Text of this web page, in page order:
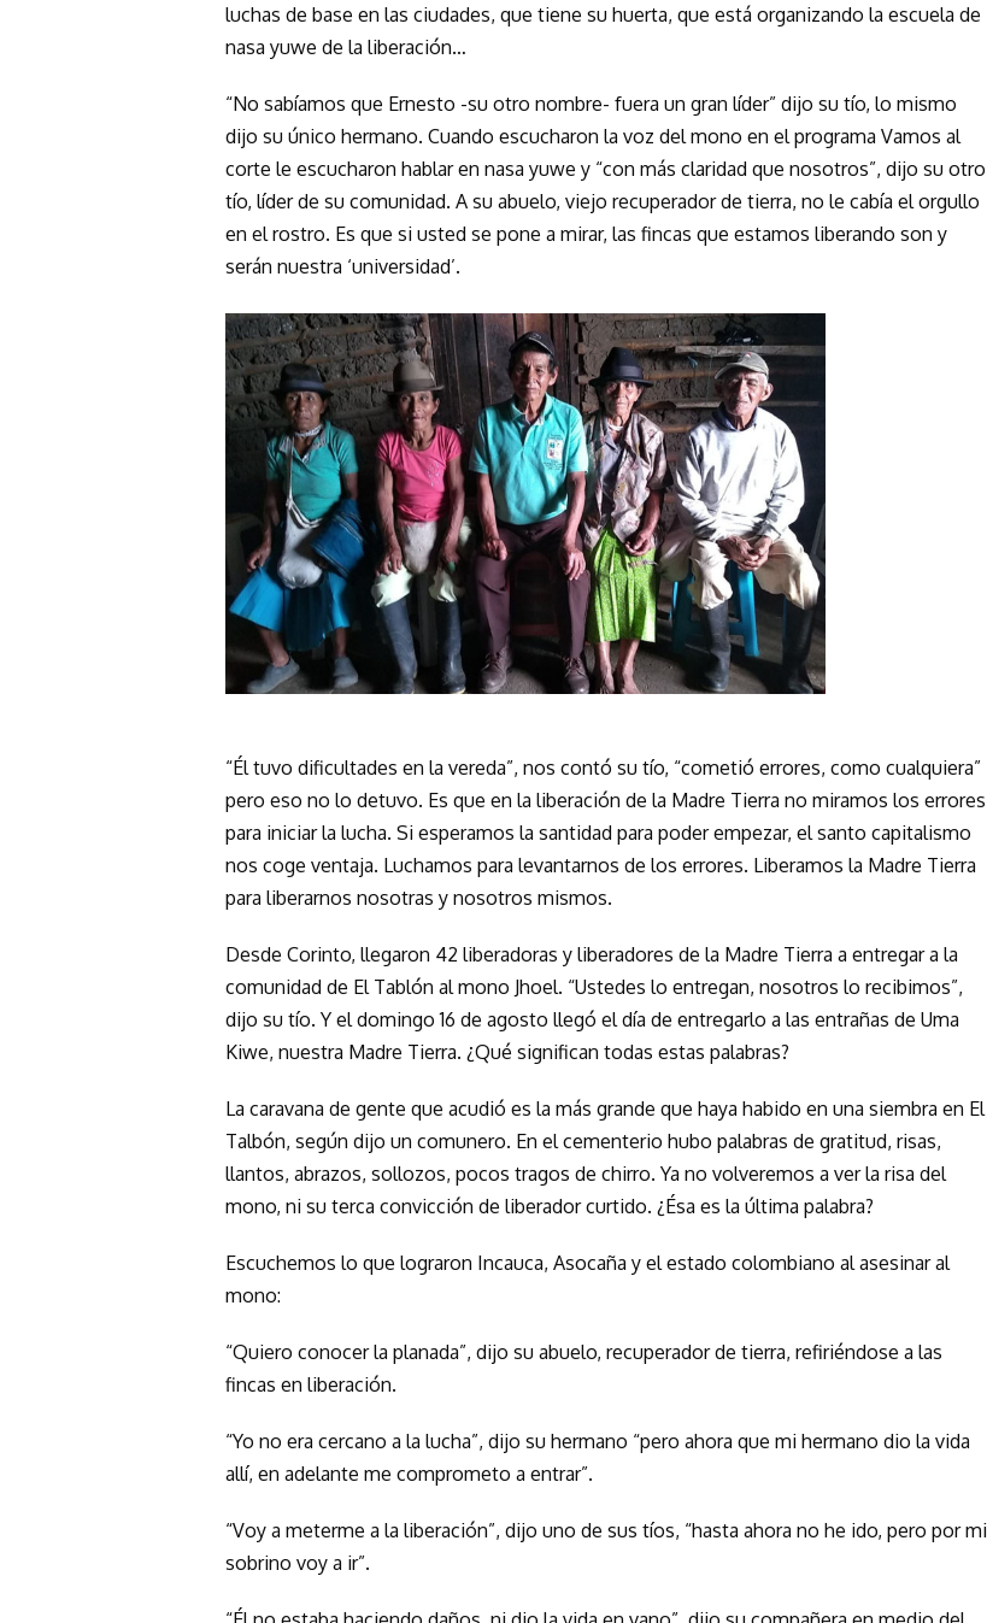
luchas de base en las ciudades, que tiene su huerta, que está organizando la escuela de
nasa yuwe de la liberación…
“No sabíamos que Ernesto -su otro nombre- fuera un gran líder” dijo su tío, lo mismo
dijo su único hermano. Cuando escucharon la voz del mono en el programa Vamos al
corte le escucharon hablar en nasa yuwe y “con más claridad que nosotros”, dijo su otro
tío, líder de su comunidad. A su abuelo, viejo recuperador de tierra, no le cabía el orgullo
en el rostro. Es que si usted se pone a mirar, las fincas que estamos liberando son y
serán nuestra ‘universidad’.
“Él tuvo dificultades en la vereda”, nos contó su tío, “cometió errores, como cualquiera”
pero eso no lo detuvo. Es que en la liberación de la Madre Tierra no miramos los errores
para iniciar la lucha. Si esperamos la santidad para poder empezar, el santo capitalismo
nos coge ventaja. Luchamos para levantarnos de los errores. Liberamos la Madre Tierra
para liberarnos nosotras y nosotros mismos.
Desde Corinto, llegaron 42 liberadoras y liberadores de la Madre Tierra a entregar a la
comunidad de El Tablón al mono Jhoel. “Ustedes lo entregan, nosotros lo recibimos”,
dijo su tío. Y el domingo 16 de agosto llegó el día de entregarlo a las entrañas de Uma
Kiwe, nuestra Madre Tierra. ¿Qué significan todas estas palabras?
La caravana de gente que acudió es la más grande que haya habido en una siembra en El
Talbón, según dijo un comunero. En el cementerio hubo palabras de gratitud, risas,
llantos, abrazos, sollozos, pocos tragos de chirro. Ya no volveremos a ver la risa del
mono, ni su terca convicción de liberador curtido. ¿Ésa es la última palabra?
Escuchemos lo que lograron Incauca, Asocaña y el estado colombiano al asesinar al
mono:
“Quiero conocer la planada”, dijo su abuelo, recuperador de tierra, refiriéndose a las
fincas en liberación.
“Yo no era cercano a la lucha”, dijo su hermano “pero ahora que mi hermano dio la vida
allí, en adelante me comprometo a entrar”.
“Voy a meterme a la liberación”, dijo uno de sus tíos, “hasta ahora no he ido, pero por mi
sobrino voy a ir”.